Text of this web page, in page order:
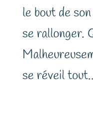
le bout de
se rallonger.
se réveil